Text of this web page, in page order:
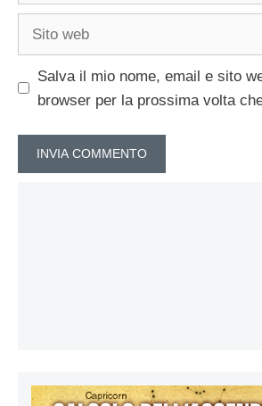
Sito
Salva il mio nome, email e sito
browser per la prossima volta